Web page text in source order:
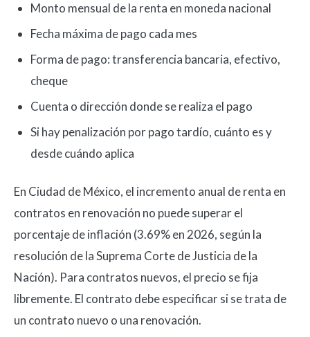
Monto mensual de la renta en moneda nacional
Fecha máxima de pago cada mes
Forma de pago: transferencia bancaria, efectivo,
cheque
Cuenta o dirección donde se realiza el pago
Si hay penalización por pago tardío, cuánto es y
desde cuándo aplica
En Ciudad de México, el incremento anual de renta en
contratos en renovación no puede superar el
porcentaje de inflación (3.69% en 2026, según la
resolución de la Suprema Corte de Justicia de la
Nación). Para contratos nuevos, el precio se fija
libremente. El contrato debe especificar si se trata de
un contrato nuevo o una renovación.